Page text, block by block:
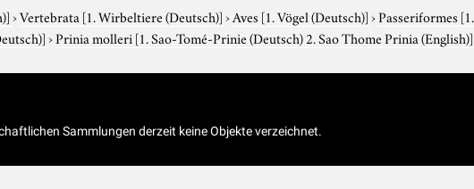
›Vertebrata [1. Wirbeltiere (Deutsch)]›Aves [1. Vögel (Deutsch)]›Passeriformes [1.
›Prinia molleri [1. Sao-Tomé-Prinie (Deutsch) 2. Sao Thome Prinia (English)]
Sammlungen derzeit keine Objekte verzeichnet.